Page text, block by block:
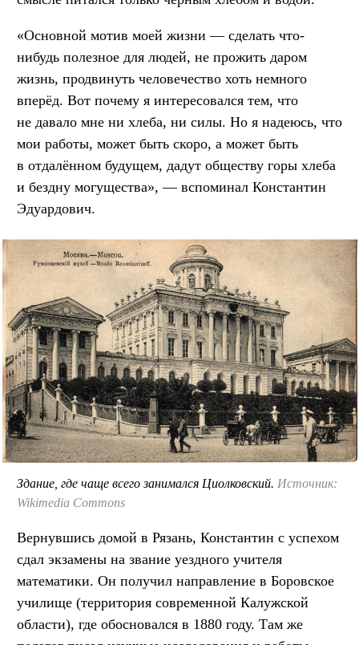
«Основной мотив моей жизни — сделать что-
нибудь полезное для людей, не прожить даром
жизнь, продвинуть человечество хоть немного
вперёд. Вот почему я интересовался тем, что
не давало мне ни хлеба, ни силы. Но я надеюсь, что
мои работы, может быть скоро, а может быть
в отдалённом будущем, дадут обществу горы хлеба
и бездну могущества», — вспоминал Константин
Эдуардович.
Здание, где чаще всего занимался Циолковский. Источник:
Wikimedia Commons
Вернувшись домой в Рязань, Константин с успехом
сдал экзамены на звание уездного учителя
математики. Он получил направление в Боровское
училище (территория современной Калужской
области), где обосновался в 1880 году. Там же